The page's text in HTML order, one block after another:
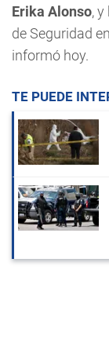
Erika Alonso,
de Seguridad
informó hoy.
TE PUEDE